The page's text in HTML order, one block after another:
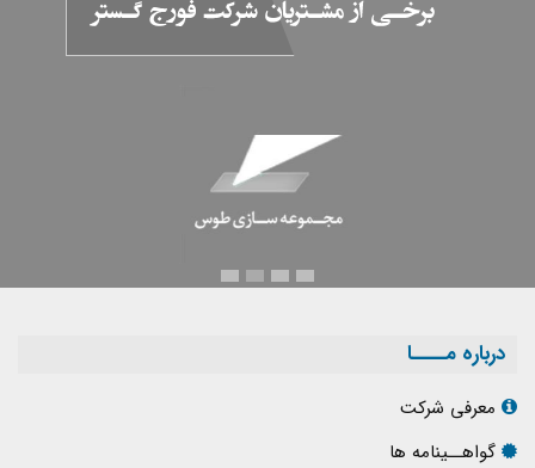
درباره مــــا
معرفی شرکت
گواهــینامه ها